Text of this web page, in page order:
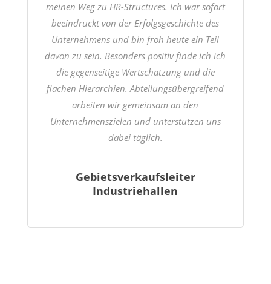
meinen Weg zu HR-Structures. Ich war sofort
beeindruckt von der Erfolgsgeschichte des
Unternehmens und bin froh heute ein Teil
davon zu sein. Besonders positiv finde ich ich
die gegenseitige Wertschätzung und die
flachen Hierarchien. Abteilungsübergreifend
arbeiten wir gemeinsam an den
Unternehmenszielen und unterstützen uns
dabei täglich.
Gebietsverkaufsleiter
Industriehallen